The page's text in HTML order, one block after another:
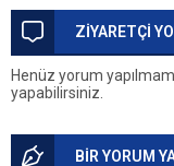
ZİYARETÇİ
Henüz yorum
yapabilirsiniz.
BİR YORUM